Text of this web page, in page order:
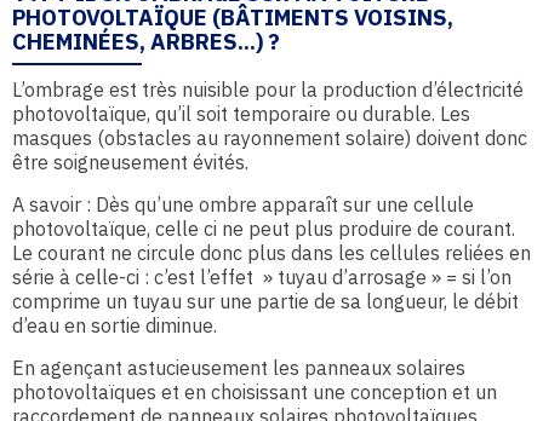
PHOTOVOLTAÏQUE (BÂTIMENTS VOISINS,
CHEMINÉES, ARBRES…) ?
L’ombrage est très nuisible pour la production d’électricité
photovoltaïque, qu’il soit temporaire ou durable. Les
masques (obstacles au rayonnement solaire) doivent donc
être soigneusement évités.
A savoir : Dès qu’une ombre apparaît sur une cellule
photovoltaïque, celle ci ne peut plus produire de courant.
Le courant ne circule donc plus dans les cellules reliées en
série à celle-ci : c’est l’effet » tuyau d’arrosage » = si l’on
comprime un tuyau sur une partie de sa longueur, le débit
d’eau en sortie diminue.
En agençant astucieusement les panneaux solaires
photovoltaïques et en choisissant une conception et un
raccordement de panneaux solaires photovoltaïques